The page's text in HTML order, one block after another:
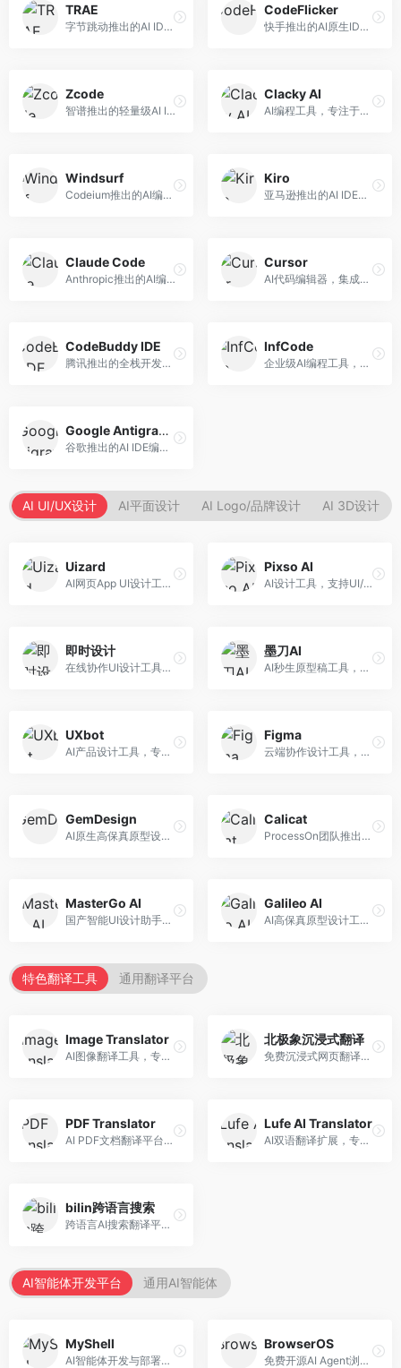
TRAE
字节跳动推出的AI IDE编程工具，深度集成大模型能力。面向开发者，提供智能代码补全、代码解释、重构优化等服务，编程效率显著提升。
CodeFlicker
快手推出的AI原生IDE，专注于短视频相关开发。面向快手生态开发者，提供代码生成、调试辅助等服务，与快手开发生态深度整合。
Zcode
智谱推出的轻量级AI IDE，基于GLM模型。面向开发者，提供智能代码补全、代码生成、错误检测等服务，中文编程支持好。
Clacky AI
AI编程工具，专注于代码智能生成与优化。面向开发者，提供代码生成、代码重构、错误修复等服务，编程效率高。
Windsurf
Codeium推出的AI编程工具，专注于代码智能辅助。面向开发者，提供代码补全、代码生成、代码解释等服务，多语言支持完善。
Kiro
亚马逊推出的AI IDE，深度整合AWS云服务。面向AWS开发者，提供代码生成、云服务集成、部署自动化等服务，与AWS生态无缝衔接。
Claude Code
Anthropic推出的AI编程工具，基于Claude模型。面向开发者，提供代码生成、代码审查、调试辅助等服务，代码质量高，推理能力强。
Cursor
AI代码编辑器，集成GPT-4模型，专注于智能编程辅助。面向开发者，提供代码生成、代码解释、错误修复等服务，编程体验流畅，开发效率高。
CodeBuddy IDE
腾讯推出的全栈开发AI IDE，整合腾讯云服务。面向开发者，提供代码生成、调试辅助、部署服务等功能，与腾讯云生态深度整合。
InfCode
企业级AI编程工具，专注于团队协作开发。面向企业开发团队，提供代码生成、代码审查、团队协作等服务，企业级功能完善。
Google Antigravity
谷歌推出的AI IDE编程智能体，整合Google Cloud服务。面向谷歌生态开发者，提供智能编程辅助、云服务集成等功能。
AI UI/UX设计 AI平面设计 AI Logo/品牌设计 AI 3D设计
Uizard
AI网页App UI设计工具，专注于快速界面生成。面向产品经理和设计师，提供线框图转UI、界面生成、设计优化等服务，设计速度快。
Pixso AI
AI设计工具，支持UI/UX设计全流程。面向设计师和产品团队，提供界面生成、设计优化、协作评审等服务，国产替代方案，团队协作便捷。
即时设计
在线协作UI设计工具，整合AI设计功能。面向设计师和产品团队，提供界面设计、原型制作、设计资源库等服务，国产协作设计平台。
墨刀AI
AI秒生原型稿工具，专注于快速原型设计。面向产品经理和设计师，提供原型生成、交互设计、团队协作等服务，原型制作效率高。
UXbot
AI产品设计工具，专注于用户体验优化。面向UX设计师，提供用户研究、设计建议、可用性测试等服务，UX设计支持完善。
Figma
云端协作设计工具，整合AI设计辅助功能。面向UI/UX设计师和产品团队，提供界面设计、原型制作、团队协作等服务，协作功能强大，是UI设计领域的标杆产品。
GemDesign
AI原生高保真原型设计工具，专注于智能设计生成。面向设计师，提供界面生成、设计优化、原型制作等服务，设计自动化程度高。
Calicat
ProcessOn团队推出的产设研协作平台，整合设计与协作功能。面向产品团队，提供设计协作、文档管理、团队沟通等服务，产研协作便捷。
MasterGo AI
国产智能UI设计助手，专注于界面设计自动化。面向UI设计师，提供界面生成、组件设计、设计系统构建等服务，中文用户适配性好。
Galileo AI
AI高保真原型设计工具，专注于UI界面生成。面向设计师和产品团队，提供界面生成、交互设计、设计优化等服务，界面质量高。
特色翻译工具 通用翻译平台
Image Translator
AI图像翻译工具，专注于图片文字翻译。面向设计师和电商从业者，提供图片文字识别、翻译、替换等服务，图像翻译效果好。
北极象沉浸式翻译
免费沉浸式网页翻译工具，专注于阅读体验。面向普通用户，提供网页双语翻译、文档翻译等服务，免费使用，翻译质量高。
PDF Translator
AI PDF文档翻译平台，专注于文档本地化。面向商务人士，提供PDF翻译、格式保留、批量处理等服务，文档翻译专业。
Lufe AI Translator
AI双语翻译扩展，专注于浏览器翻译场景。面向外语内容阅读者，提供网页双语翻译、划词翻译等服务，浏览器集成便捷。
bilin跨语言搜索
跨语言AI搜索翻译平台，专注于信息获取。面向研究者和内容创作者，提供跨语言搜索、内容翻译、信息整合等服务，跨语言检索能力强。
AI智能体开发平台 通用AI智能体
MyShell
AI智能体开发与部署平台，专注于语音交互智能体。面向开发者，提供语音智能体创建、部署服务、社区分享等功能，语音交互能力强。
BrowserOS
免费开源AI Agent浏览器，专注于浏览器自动化。面向开发者，提供浏览器控制、任务自动化、API接口等服务，开源免费。